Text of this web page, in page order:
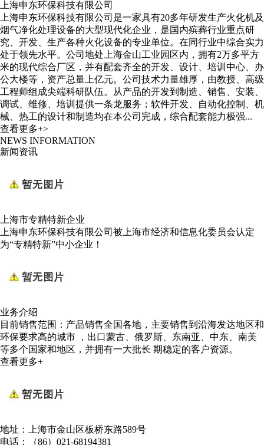
上海申东环保科技有限公司
上海申东环保科技有限公司是一家具有20多年研发生产火化机及
烟气净化处理设备的大型现代化企业，是国内殡葬行业重点研
究、开发、生产各种火化设备的专业单位。在同行业中综合实力
处于领先水平。公司地处上海金山工业园区内，拥有2万多平方
米的现代综合厂区，并有配套齐全的开发、设计、培训中心、办
公大楼等，资产总量上亿元。公司技术力量雄厚，由教授、高级
工程师组成尖端科研队伍。从产品的开发到制造、销售、安装、
调试、维修、培训提供一条龙服务；软件开发、自动化控制、机
械、热工的设计和制造均在本公司完成，综合配套能力极强...
查看更多+>
NEWS INFORMATION
新闻资讯
上海市专精特新企业
上海申东环保科技有限公司被上海市经济和信息化委员会认定
为“专精特新”中小企业！
业务介绍
目前销售范围：产品销售全国各地，主要销售到沿海发达地区和
环保要求高的城市 ，出口蒙古、俄罗斯、东南亚、中东、南美
等多个国家和地区，并拥有一大批长 期稳定的客户资源。
查看更多+
地址：上海市金山区板桥东路589号
电话：（86）021-68194381